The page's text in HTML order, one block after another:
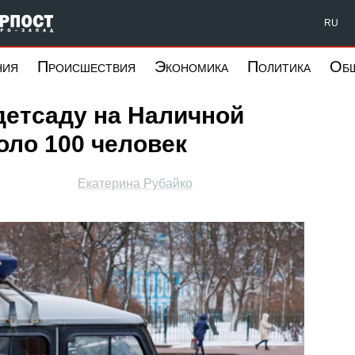
Форпост Северо-Запад RU
Происшествия Экономика Политика
на Наличной
100 человек
Екатерина Рубайко